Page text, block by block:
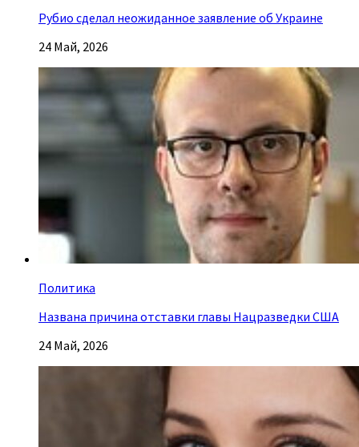
Рубио сделал неожиданное заявление об Украине
24 Май, 2026
Политика
Названа причина отставки главы Нацразведки США
24 Май, 2026